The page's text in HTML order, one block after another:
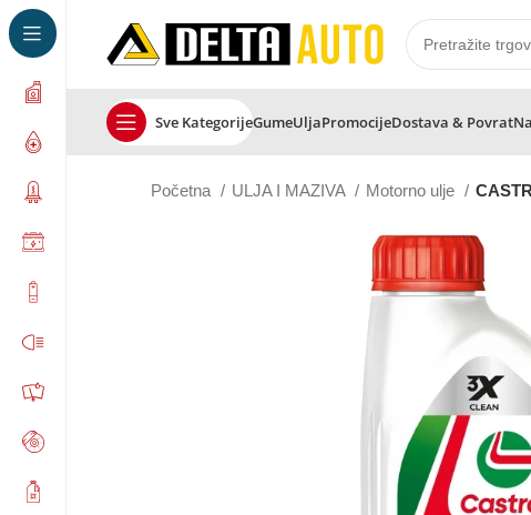
Sve KategorijeGumeUljaPromocijeDostava & Povrat
Početna ULJA I MAZIVA Motorno ulje